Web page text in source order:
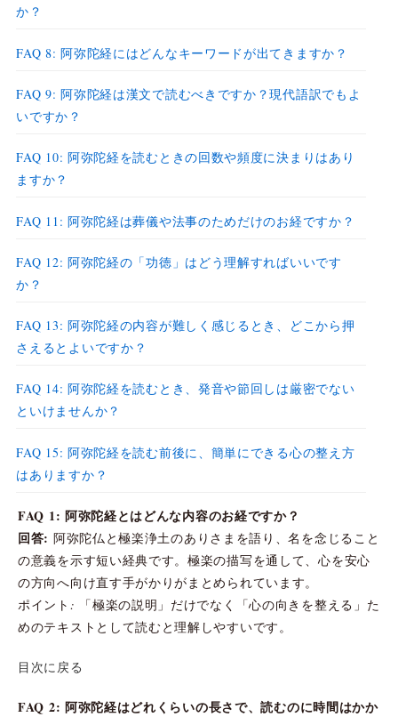
か？
FAQ 8: 阿弥陀経にはどんなキーワードが出てきますか？
FAQ 9: 阿弥陀経は漢文で読むべきですか？現代語訳でもよ
いですか？
FAQ 10: 阿弥陀経を読むときの回数や頻度に決まりはあり
ますか？
FAQ 11: 阿弥陀経は葬儀や法事のためだけのお経ですか？
FAQ 12: 阿弥陀経の「功徳」はどう理解すればいいです
か？
FAQ 13: 阿弥陀経の内容が難しく感じるとき、どこから押
さえるとよいですか？
FAQ 14: 阿弥陀経を読むとき、発音や節回しは厳密でない
といけませんか？
FAQ 15: 阿弥陀経を読む前後に、簡単にできる心の整え方
はありますか？
FAQ 1: 阿弥陀経とはどんな内容のお経ですか？
回答: 阿弥陀仏と極楽浄土のありさまを語り、名を念じること
の意義を示す短い経典です。極楽の描写を通して、心を安心
の方向へ向け直す手がかりがまとめられています。
ポイント: 「極楽の説明」だけでなく「心の向きを整える」た
めのテキストとして読むと理解しやすいです。
目次に戻る
FAQ 2: 阿弥陀経はどれくらいの長さで、読むのに時間はかか